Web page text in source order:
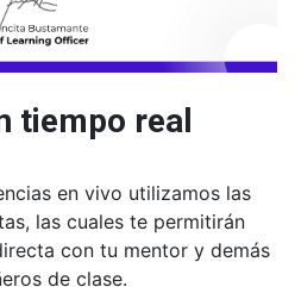
tiempo real
en vivo utilizamos las
las cuales te permitirán
con tu mentor y demás
de clase.